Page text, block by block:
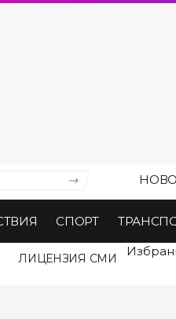
СПОРТ
ЛИЦЕНЗИЯ СМИ